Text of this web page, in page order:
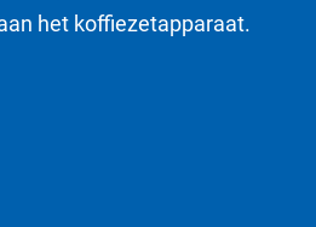
het koffiezetapparaat.